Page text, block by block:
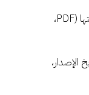
قراءة محتوى الفاتورة بدقة عالية مهما كانت صيغتها (PDF،
الإصدار،